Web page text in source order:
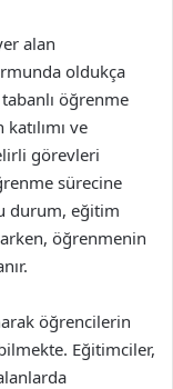
alan
oldukça
öğrenme
ve
görevleri
sürecine
durum, eğitim
öğrenmenin
öğrencilerin
Eğitimciler,